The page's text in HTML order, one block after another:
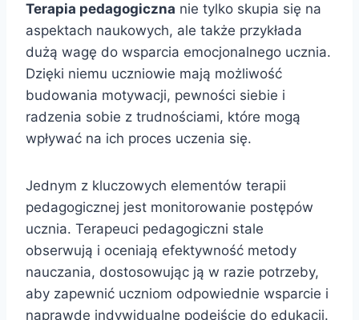
Terapia pedagogiczna nie tylko skupia się na
aspektach naukowych, ale także przykłada
dużą wagę do wsparcia emocjonalnego ucznia.
Dzięki niemu uczniowie mają możliwość
budowania motywacji, pewności siebie i
radzenia sobie z trudnościami, które mogą
wpływać na ich proces uczenia się.
Jednym z kluczowych elementów terapii
pedagogicznej jest monitorowanie postępów
ucznia. Terapeuci pedagogiczni stale
obserwują i oceniają efektywność metody
nauczania, dostosowując ją w razie potrzeby,
aby zapewnić uczniom odpowiednie wsparcie i
naprawdę indywidualne podejście do edukacji.